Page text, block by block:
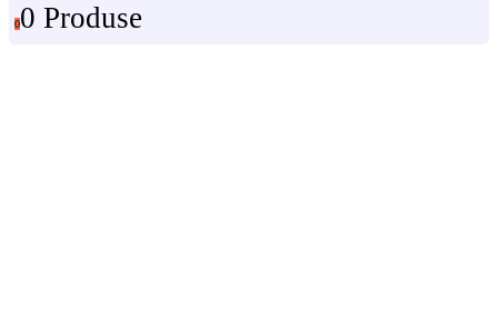
00 Produse